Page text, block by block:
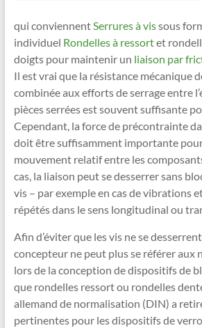
qui conviennentSerrures à vissous
individuel Rondelles à ressortet
doigts pour maintenir un liaison par
Il est vrai que la résistance mécanique
combinée aux efforts de serrage entre
pièces serrées est souvent suffisante
Cependant, la force de précontrainte
doit être suffisamment importante
mouvement relatif entre les
cas, la liaison peut se desserrer sans
vis – par exemple en cas de vibrations
répétés dans le sens longitudinal ou
Afin d’éviter que les vis ne se
concepteur ne peut plus se référer aux
lors de la conception de dispositifs de
que rondelles ressort ou rondelles
allemand de normalisation (DIN) a
pertinentes pour les dispositifs de